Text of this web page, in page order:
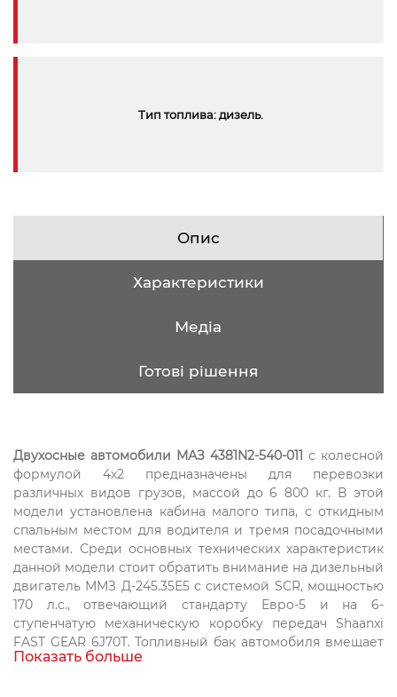
Тип топлива: дизель.
Опис
Характеристики
Медіа
Готові рішення
Двухосные автомобили МАЗ 4381N2-540-011 с колесной
формулой 4х2 предназначены для перевозки
различных видов грузов, массой до 6 800 кг. В этой
модели установлена кабина малого типа, с откидным
спальным местом для водителя и тремя посадочными
местами. Среди основных технических характеристик
данной модели стоит обратить внимание на дизельный
двигатель ММЗ Д-245.35Е5 с системой SCR, мощностью
170 л.с., отвечающий стандарту Евро-5 и на 6-
ступенчатую механическую коробку передач Shaanxi
FAST GEAR 6J70T. Топливный бак автомобиля вмещает
до 200 литров дизельного топлива.
Показать больше